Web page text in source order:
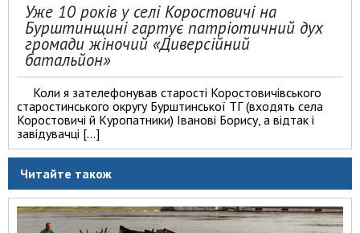
Уже 10 років у селі Коростовичі на
Бурштинщині гартує патріотичний дух
громади жіночий «Диверсійний
батальйон»
Коли я зателефонував старості Коростовичівського
старостинського округу Бурштинської ТГ (входять села
Коростовичі й Куропатники) Іванові Борису, а відтак і
завідувачці […]
Читайте також